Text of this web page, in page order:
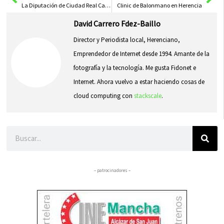
La Diputación de Ciudad Real Caballero resalta la importancia de las ayudas de carácter social Clinic de Balonmano en Herencia
David Carrero Fdez-Baillo
Director y Periodista local, Herenciano,
Emprendedor de Internet desde 1994. Amante de la
fotografía y la tecnología. Me gusta Fidonet e
Internet. Ahora vuelvo a estar haciendo cosas de
cloud computing con stackscale.
– patrocinadores –